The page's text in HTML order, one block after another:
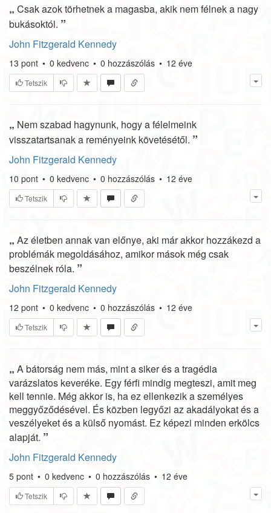
„ Csak azok törhetnek a magasba, akik nem félnek a nagy
bukásoktól. ”
John Fitzgerald Kennedy
13 pont • 0 kedvenc • 0 hozzászólás • 12 éve
Tetszik
„ Nem szabad hagynunk, hogy a félelmeink
visszatartsanak a reményeink követésétől. ”
John Fitzgerald Kennedy
10 pont • 0 kedvenc • 0 hozzászólás • 12 éve
Tetszik
„ Az életben annak van előnye, aki már akkor hozzákezd a
problémák megoldásához, amikor mások még csak
beszélnek róla. ”
John Fitzgerald Kennedy
12 pont • 0 kedvenc • 0 hozzászólás • 12 éve
Tetszik
„ A bátorság nem más, mint a siker és a tragédia
varázslatos keveréke. Egy férfi mindig megteszi, amit meg
kell tennie. Még akkor is, ha ez ellenkezik a személyes
meggyőződésével. És közben legyőzi az akadályokat és a
veszélyeket és a külső nyomást. Ez képezi minden erkölcs
alapját. ”
John Fitzgerald Kennedy
5 pont • 0 kedvenc • 0 hozzászólás • 12 éve
Tetszik